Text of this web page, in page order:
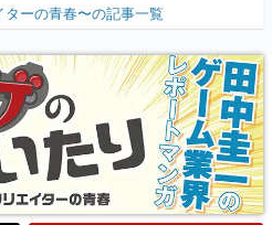
ャンプ』色だった【若ゲのいた
ーの青春〜の記事一覧